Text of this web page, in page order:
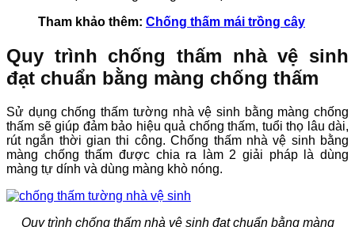
Tham khảo thêm: Chống thấm mái trồng cây
Quy trình chống thấm nhà vệ sinh
đạt chuẩn bằng màng chống thấm
Sử dụng chống thấm tường nhà vệ sinh bằng màng chống
thấm sẽ giúp đảm bảo hiệu quả chống thấm, tuổi thọ lâu dài,
rút ngắn thời gian thi công. Chống thấm nhà vệ sinh bằng
màng chống thấm được chia ra làm 2 giải pháp là dùng
màng tự dính và dùng màng khò nóng.
Quy trình chống thấm nhà vệ sinh đạt chuẩn bằng màng